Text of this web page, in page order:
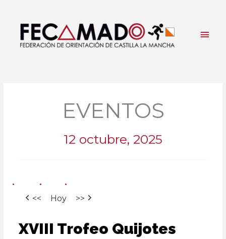
contenido
EVENTOS
12 octubre, 2025
<< Hoy >>
XVIII
Trofeo
XVIII Trofeo Quijotes